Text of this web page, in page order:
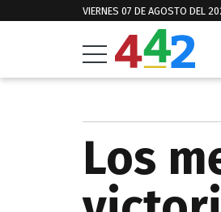
VIERNES 07 DE AGOSTO DEL
Los